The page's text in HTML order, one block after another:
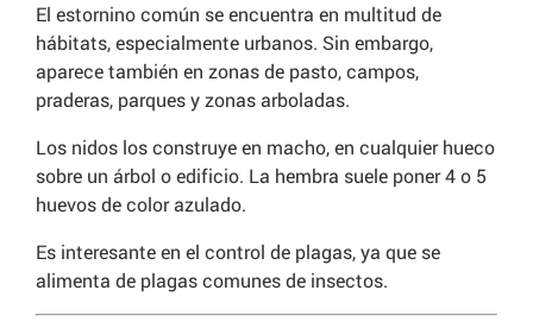
El estornino común se encuentra en multitud de
hábitats, especialmente urbanos. Sin embargo,
aparece también en zonas de pasto, campos,
praderas, parques y zonas arboladas.
Los nidos los construye en macho, en cualquier hueco
sobre un árbol o edificio. La hembra suele poner 4 o 5
huevos de color azulado.
Es interesante en el control de plagas, ya que se
alimenta de plagas comunes de insectos.